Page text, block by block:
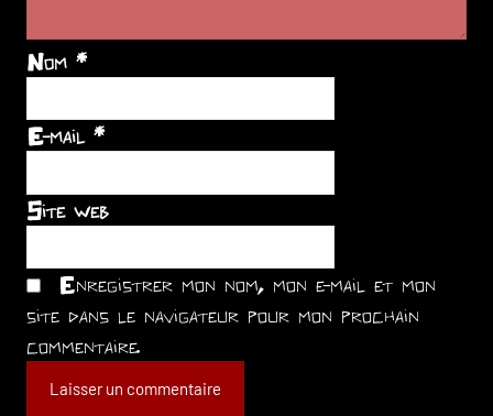
Nom *
E-mail *
Site web
Enregistrer mon nom, mon e-mail et mon
site dans le navigateur pour mon prochain
commentaire.